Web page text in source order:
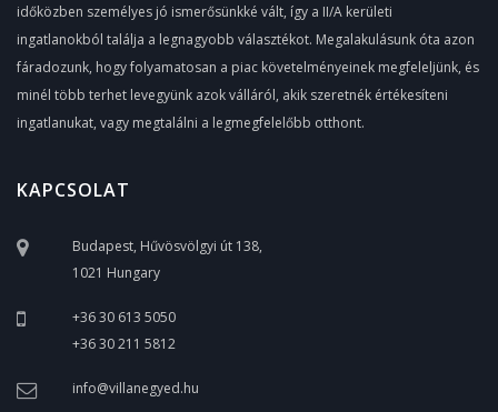
időközben személyes jó ismerősünkké vált, így a II/A kerületi
ingatlanokból találja a legnagyobb választékot. Megalakulásunk óta azon
fáradozunk, hogy folyamatosan a piac követelményeinek megfeleljünk, és
minél több terhet levegyünk azok válláról, akik szeretnék értékesíteni
ingatlanukat, vagy megtalálni a legmegfelelőbb otthont.
KAPCSOLAT
Budapest, Hűvösvölgyi út 138,
1021 Hungary
+36 30 613 5050
+36 30 211 5812
info@villanegyed.hu